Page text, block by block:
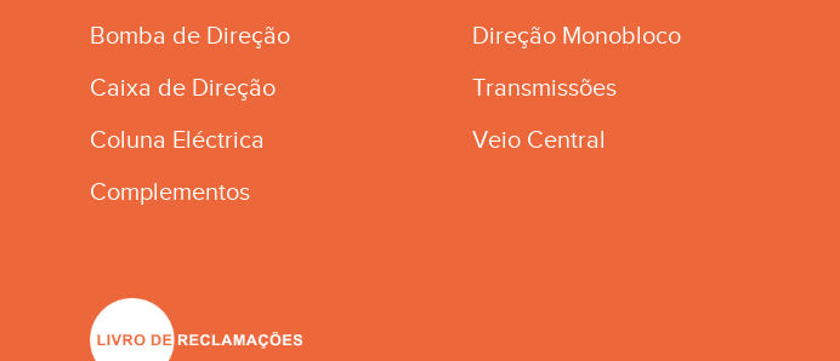
Bomba de Direção
Caixa de Direção
Coluna Eléctrica
Complementos
Direção Monobloco
Transmissões
Veio Central